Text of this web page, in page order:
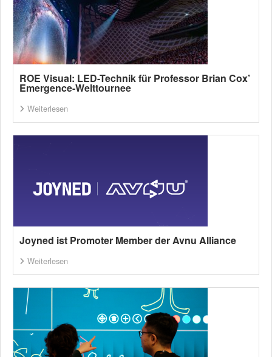
ROE Visual: LED-Technik für Professor Brian Cox’
Emergence-Welttournee
Weiterlesen
Joyned ist Promoter Member der Avnu Alliance
Weiterlesen